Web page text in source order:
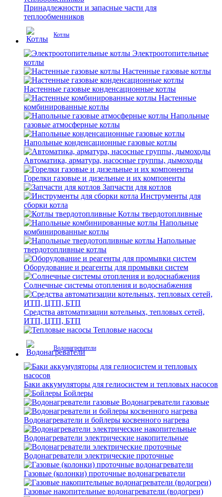
Принадлежности и запасные части для
теплообменников
Котлы
Электроотопительные
котлы
Настенные газовые котлы
Настенные газовые конденсационные котлы
Настенные
комбинированные котлы
Напольные
газовые атмосферные котлы
Напольные конденсационные газовые котлы
Автоматика, арматура, насосные группы, дымоходы
Горелки газовые и дизельные и их компоненты
Запчасти для котлов
Инструменты для
сборки котла
Котлы твердотопливные
Напольные
комбинированные котлы
Напольные
твердотопливные котлы
Оборудование и реагенты для промывки систем
Солнечные системы отопления и водоснабжения
Средства автоматизации котельных, тепловых сетей,
ИТП, ЦТП, БТП
Тепловые насосы
Водонагреватели
Баки аккумуляторы для гелиосистем и тепловых насосов
Бойлеры
Водонагреватели газовые
Водонагреватели и бойлеры косвенного нагрева
Водонагреватели электрические накопительные
Водонагреватели электрические проточные
Газовые (колонки) проточные водонагреватели
Газовые накопительные водонагреватели (водогреи)